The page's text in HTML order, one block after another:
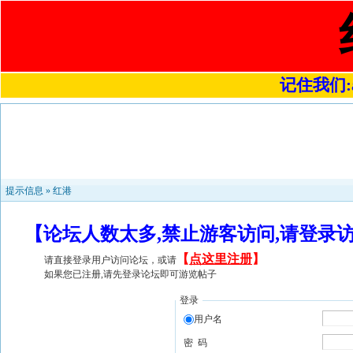
记住我们
提示信息 » 红港
【论坛人数太多,禁止游客访问,请登
请直接登录用户访问论坛，或请 【 点这里注册】
如果您已注册,请先登录论坛即可游览帖子
登录
用户名
密 码